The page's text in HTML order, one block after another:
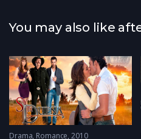
You may also like
Drama, Romance 2010